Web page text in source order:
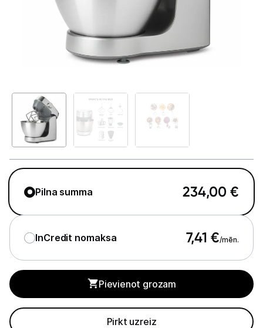
Telefoni, planšetdatori
Viedierīces
Sadzīves tehnika
Iebūvējamā tehnika
Mazā tehnika
Kafijas pagatavošana
Mazā virtuves tehnika
Mikroviļņu krāsnis
Tējkannas
Blenderi
Virtuves kombaini
Pilna summa 234,00 €
InCredit nomaksa 7,41 €/mēn.
Pievienot grozam
Pirkt uzreiz